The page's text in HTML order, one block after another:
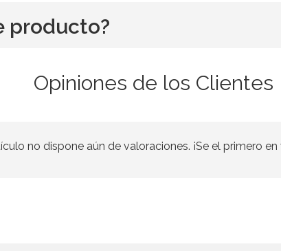
producto?
Opiniones de los Clientes
no dispone aún de valoraciones. ¡Se el primero